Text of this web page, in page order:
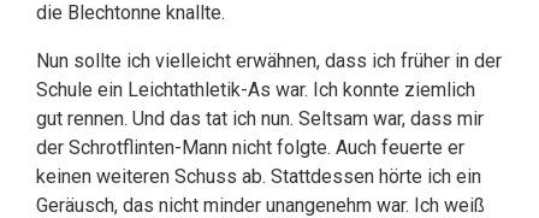
die Blechtonne knallte.
Nun sollte ich vielleicht erwähnen, dass ich früher in der
Schule ein Leichtathletik-As war. Ich konnte ziemlich
gut rennen. Und das tat ich nun. Seltsam war, dass mir
der Schrotflinten-Mann nicht folgte. Auch feuerte er
keinen weiteren Schuss ab. Stattdessen hörte ich ein
Geräusch, das nicht minder unangenehm war. Ich weiß